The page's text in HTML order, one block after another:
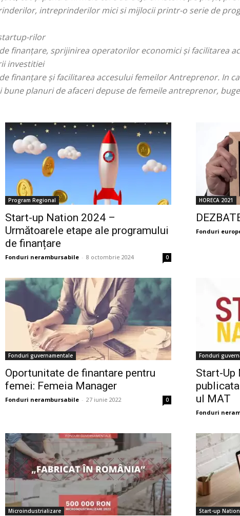
intreprinderilor mici si mijlocii printr-o serie de
rilor
finanțare, sprijinirea operatorilor economici și facilitarea
investitiei
finanțare și facilitarea accesului femeilor Antreprenor. In
planuri de afaceri depuse de femeile antreprenor,
Program Regional
Start-up Nation 2024 –
Următoarele etape ale programului
de finanțare
Fonduri nerambursabile - 8 octombrie 2024 0
HORECA 2021
Fonduri
Fonduri guvernamentale
Oportunitate de finantare pentru
femei: Femeia Manager
Fonduri nerambursabile - 27 iunie 2022 0
Fonduri
Start-Up
ul MAT
Fonduri
Microindustrializare Start-up Nation